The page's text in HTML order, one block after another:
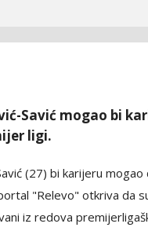
Savić mogao bi
ligi.
(27) bi karijeru mogao
"Relevo" otkriva da
iz redova